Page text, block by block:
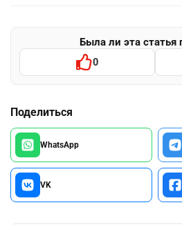
Была ли эта статья
0
Поделиться
WhatsApp
VK